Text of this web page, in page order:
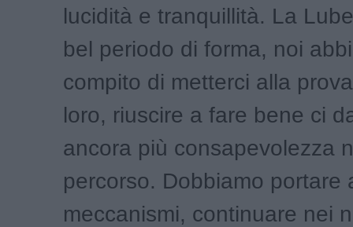
lucidità e tranquillità. La
bel periodo di forma, noi
compito di metterci alla
loro, riuscire a fare bene ci
ancora più consapevolezza
percorso. Dobbiamo portare
meccanismi, continuare nei